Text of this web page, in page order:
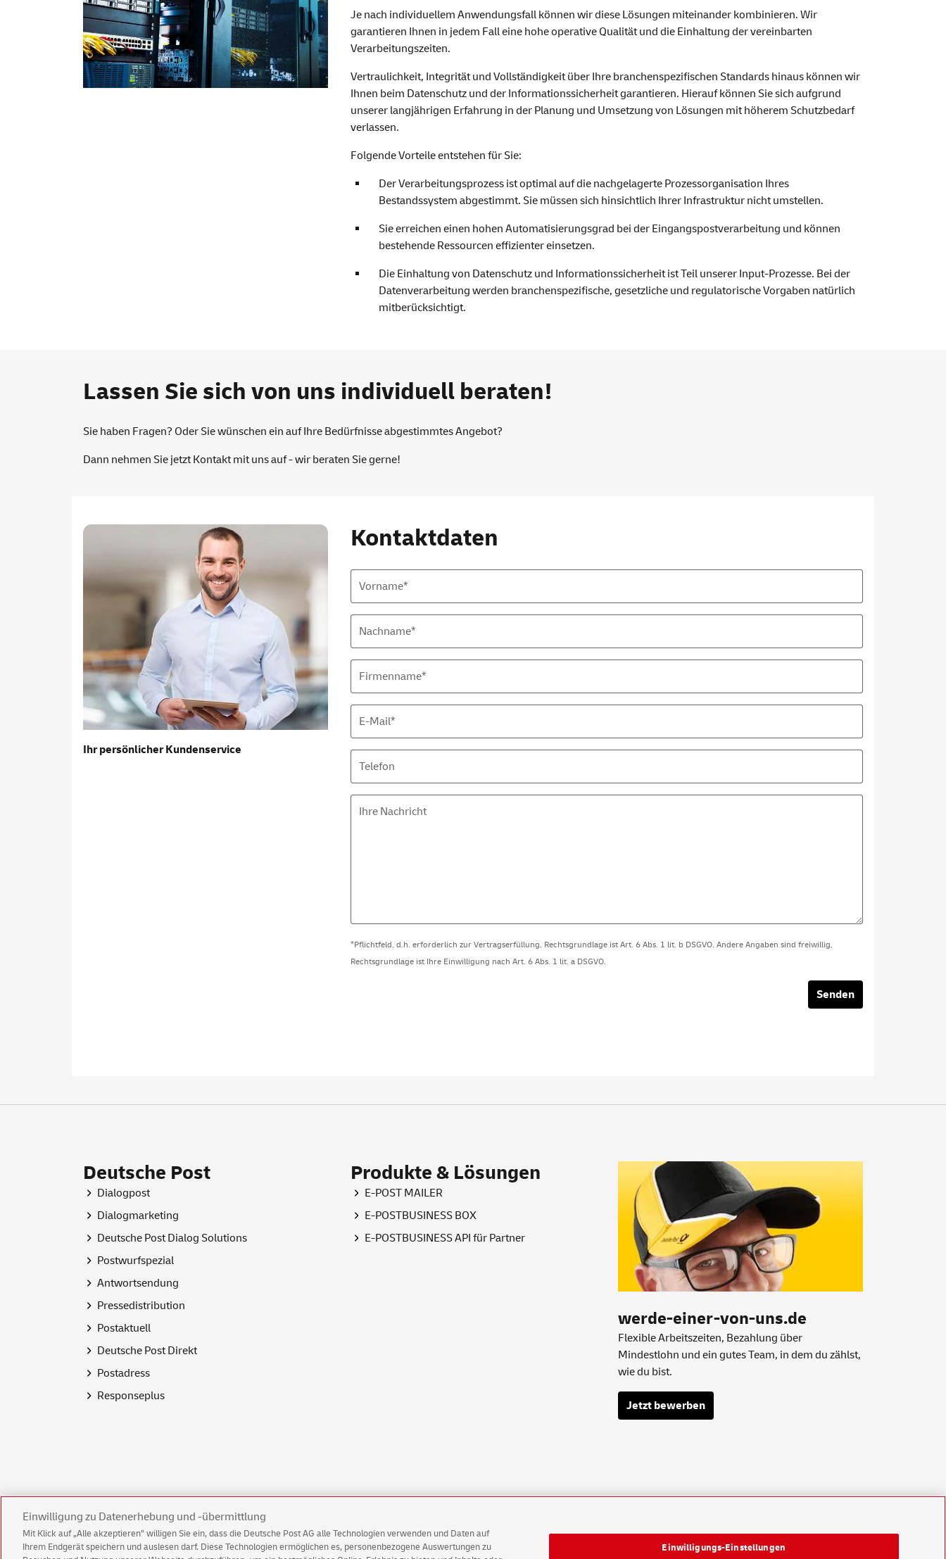
Je nach individuellem Anwendungsfall können wir diese Lösungen miteinander kombinieren. Wir
garantieren Ihnen in jedem Fall eine hohe operative Qualität und die Einhaltung der vereinbarten
Verarbeitungszeiten.
Vertraulichkeit, Integrität und Vollständigkeit über Ihre branchenspezifischen Standards hinaus können wir
Ihnen beim Datenschutz und der Informationssicherheit garantieren. Hierauf können Sie sich aufgrund
unserer langjährigen Erfahrung in der Planung und Umsetzung von Lösungen mit höherem Schutzbedarf
verlassen.
Folgende Vorteile entstehen für Sie:
Der Verarbeitungsprozess ist optimal auf die nachgelagerte Prozessorganisation Ihres
Bestandssystem abgestimmt. Sie müssen sich hinsichtlich Ihrer Infrastruktur nicht umstellen.
Sie erreichen einen hohen Automatisierungsgrad bei der Eingangspostverarbeitung und können
bestehende Ressourcen effizienter einsetzen.
Die Einhaltung von Datenschutz und Informationssicherheit ist Teil unserer Input-Prozesse. Bei der
Datenverarbeitung werden branchenspezifische, gesetzliche und regulatorische Vorgaben natürlich
mitberücksichtigt.
Lassen Sie sich von uns individuell beraten!
Sie haben Fragen? Oder Sie wünschen ein auf Ihre Bedürfnisse abgestimmtes Angebot?
Dann nehmen Sie jetzt Kontakt mit uns auf - wir beraten Sie gerne!
Ihr persönlicher Kundenservice
Kontaktdaten
Vorname*
Nachname*
Firmenname*
E-Mail*
Telefon
Ihre Nachricht
*Pflichtfeld, d.h. erforderlich zur Vertragserfüllung, Rechtsgrundlage ist Art. 6 Abs. 1 lit. b DSGVO. Andere Angaben sind freiwillig,
Rechtsgrundlage ist Ihre Einwilligung nach Art. 6 Abs. 1 lit. a DSGVO.
Senden
Deutsche Post
Dialogpost
Dialogmarketing
Deutsche Post Dialog Solutions
Postwurfspezial
Antwortsendung
Pressedistribution
Postaktuell
Deutsche Post Direkt
Postadress
Responseplus
Produkte & Lösungen
E-POST MAILER
E-POSTBUSINESS BOX
E-POSTBUSINESS API für Partner
werde-einer-von-uns.de
Flexible Arbeitszeiten, Bezahlung über
Mindestlohn und ein gutes Team, in dem du zählst,
wie du bist.
Jetzt bewerben
Einwilligung zu Datenerhebung und -übermittlung
Mit Klick auf „Alle akzeptieren” willigen Sie ein, dass die Deutsche Post AG alle Technologien verwenden und Daten auf
Ihrem Endgerät speichern und auslesen darf. Diese Technologien ermöglichen es, personenbezogene Auswertungen zu
Einwilligungs-Einstellungen